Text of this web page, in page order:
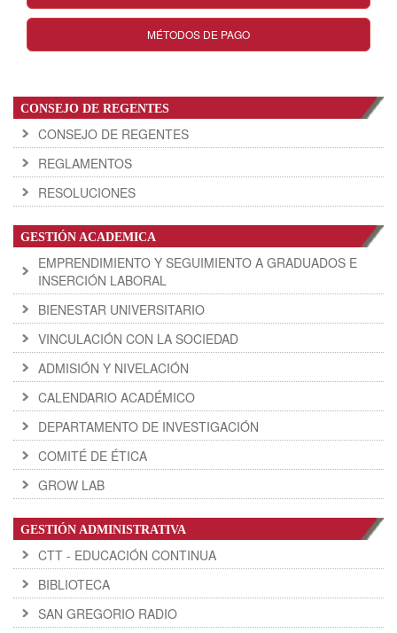
MÉTODOS DE PAGO
CONSEJO DE REGENTES
CONSEJO DE REGENTES
REGLAMENTOS
RESOLUCIONES
GESTIÓN ACADEMICA
EMPRENDIMIENTO Y SEGUIMIENTO A GRADUADOS E
INSERCIÓN LABORAL
BIENESTAR UNIVERSITARIO
VINCULACIÓN CON LA SOCIEDAD
ADMISIÓN Y NIVELACIÓN
CALENDARIO ACADÉMICO
DEPARTAMENTO DE INVESTIGACIÓN
COMITÉ DE ÉTICA
GROW LAB
GESTIÓN ADMINISTRATIVA
CTT - EDUCACIÓN CONTINUA
BIBLIOTECA
SAN GREGORIO RADIO